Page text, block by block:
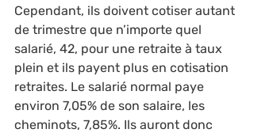
Cependant, ils doivent cotiser autant
de trimestre que n’importe quel
salarié, 42, pour une retraite à taux
plein et ils payent plus en cotisation
retraites. Le salarié normal paye
environ 7,05% de son salaire, les
cheminots, 7,85%. Ils auront donc